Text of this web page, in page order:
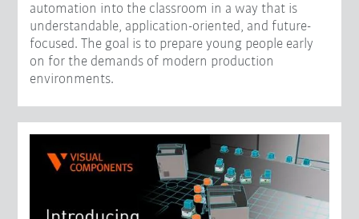
automation into the classroom in a way that is
understandable, application-oriented, and future-
focused. The goal is to prepare young people early
on for the demands of modern production
environments.